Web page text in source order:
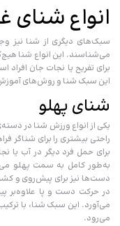
انواع شنای
سبک‌های دیگری از شنا نیز
می‌شناسند. این انواع شنا
برای تفریح یا نجات جان افراد
این سبک شنا و روش‌های
شنای پهلو
یکی از انواع ورزش شنا در
راحتی بیشتری را برای شناگر
برای حمل فرد دیگر در آب یا
به‌طور کامل به سمت پهلو
دست‌ها نیز برای پیش‌روی و
در حرکت دست و پا علاوه‌بر
می‌آورد. این سبک شنا، با
می‌رود.